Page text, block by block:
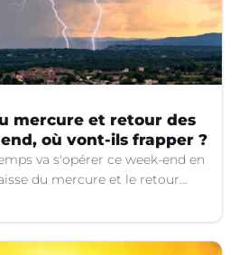
mercure et retour des
où vont-ils frapper ?
va s'opérer ce week-end en
du mercure et le retour
départements.